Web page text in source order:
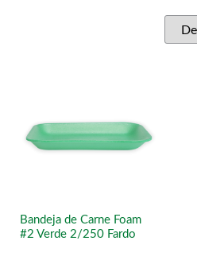
Bandeja de Carne Foam
#2 Verde 2/250 Fardo